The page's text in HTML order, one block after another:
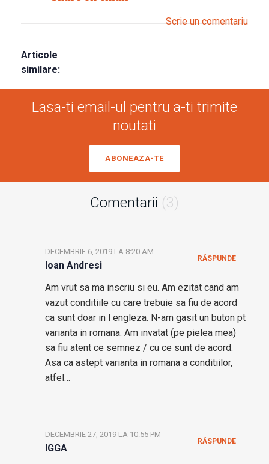
Scrie un comentariu
Articole
similare:
Lasa-ti email-ul pentru a-ti trimite
noutati
ABONEAZA-TE
Comentarii (3)
Ioan Andresi
DECEMBRIE 6, 2019 LA 8:20 AM
Am vrut sa ma inscriu si eu. Am ezitat cand am
vazut conditiile cu care trebuie sa fiu de acord
ca sunt doar in l engleza. N-am gasit un buton pt
varianta in romana. Am invatat (pe pielea mea)
sa fiu atent ce semnez / cu ce sunt de acord.
Asa ca astept varianta in romana a conditiilor,
atfel…
RĂSPUNDE
IGGA
DECEMBRIE 27, 2019 LA 10:55 PM
RĂSPUNDE